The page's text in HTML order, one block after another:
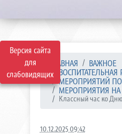
Версия сайта
для
слабовидящих
ГЛАВНАЯ
ВАЖНОЕ
ВОСПИТАТЕЛЬНАЯ
МЕРОПРИЯТИЙ ПО
МЕРОПРИЯТИЯ НА
Классный час ко
10.12.2025 09:42